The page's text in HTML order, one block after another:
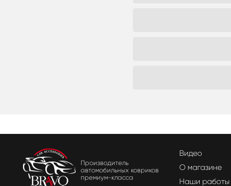
Производитель
автомобильных ковриков
премиум-класса
Видео
О магазине
Наши работы